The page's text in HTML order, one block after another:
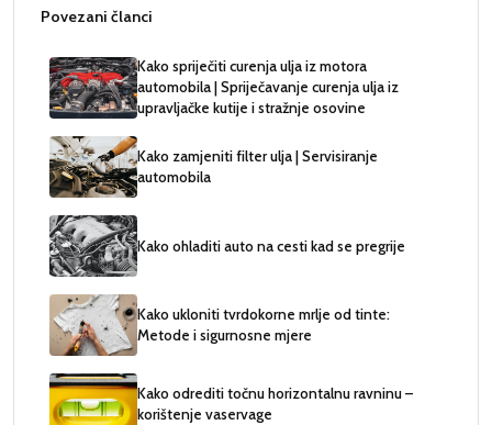
Povezani članci
Kako spriječiti curenja ulja iz motora
automobila | Spriječavanje curenja ulja iz
upravljačke kutije i stražnje osovine
Kako zamjeniti filter ulja | Servisiranje
automobila
Kako ohladiti auto na cesti kad se pregrije
Kako ukloniti tvrdokorne mrlje od tinte:
Metode i sigurnosne mjere
Kako odrediti točnu horizontalnu ravninu –
korištenje vaservage